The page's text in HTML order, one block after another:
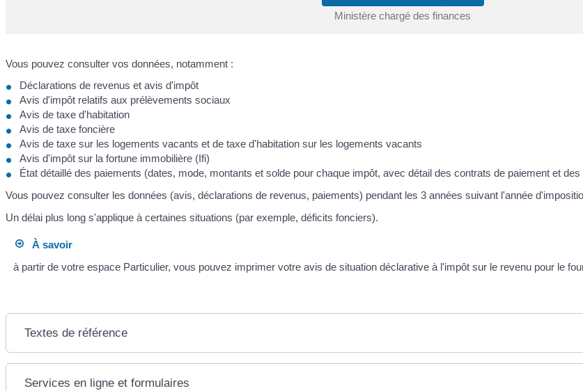
Ministère chargé des finances
Vous pouvez consulter vos données, notamment :
Déclarations de revenus et avis d'impôt
Avis d'impôt relatifs aux prélèvements sociaux
Avis de taxe d'habitation
Avis de taxe foncière
Avis de taxe sur les logements vacants et de taxe d'habitation sur les logements vacants
Avis d'impôt sur la fortune immobilière (Ifi)
État détaillé des paiements (dates, mode, montants et solde pour chaque impôt, avec détail des contrats de paiement et
Vous pouvez consulter les données (avis, déclarations de revenus, paiements) pendant les 3 années suivant l'année
Un délai plus long s'applique à certaines situations (par exemple, déficits fonciers).
À savoir
à partir de votre espace Particulier, vous pouvez imprimer votre avis de situation déclarative à l'impôt sur le revenu pour le
Textes de référence
Services en ligne et formulaires